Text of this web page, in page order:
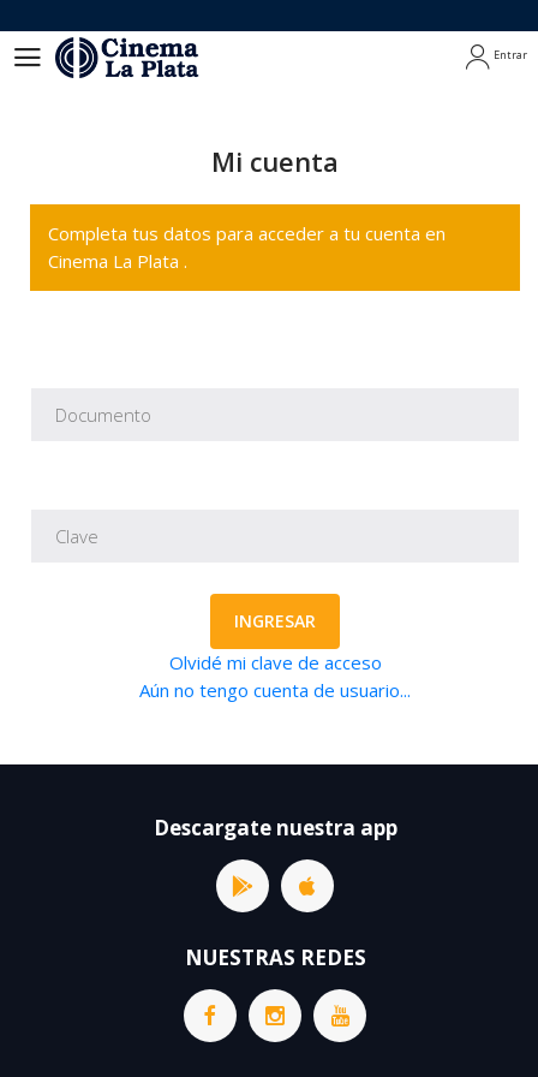
Entrar
Mi cuenta
Completa tus datos para acceder a tu cuenta en
Cinema La Plata .
INGRESAR
Olvidé mi clave de acceso
Aún no tengo cuenta de usuario...
Descargate nuestra app
NUESTRAS REDES